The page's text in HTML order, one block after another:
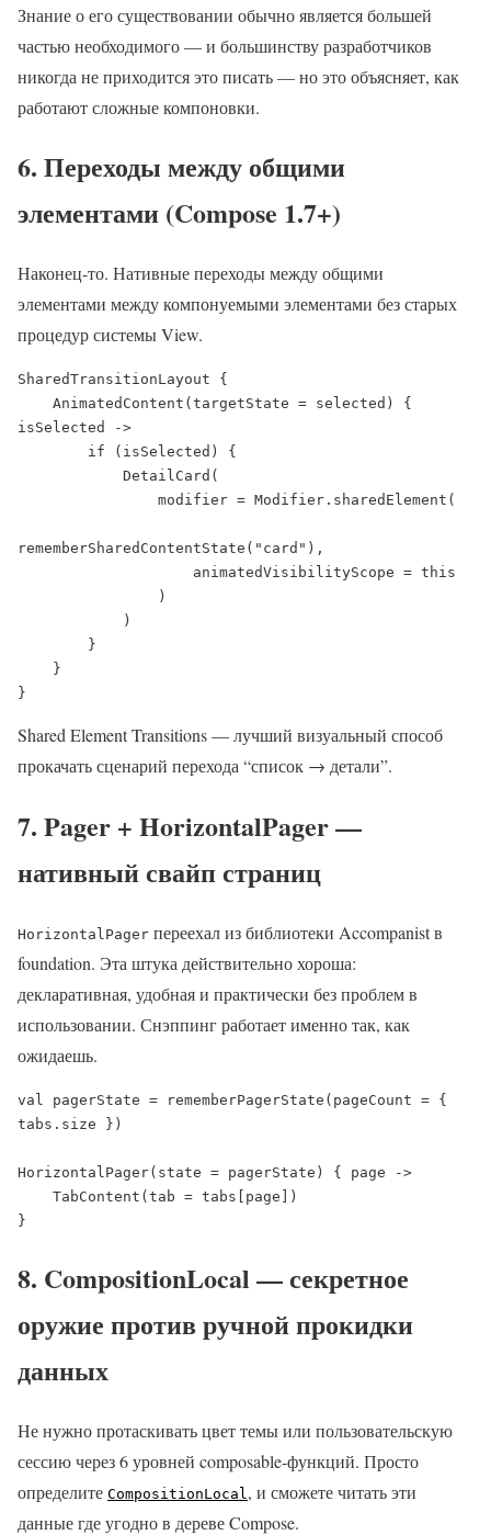
Знание о его существовании обычно является большей
частью необходимого — и большинству разработчиков
никогда не приходится это писать — но это объясняет, как
работают сложные компоновки.
6. Переходы между общими
элементами (Compose 1.7+)
Наконец-то. Нативные переходы между общими
элементами между компонуемыми элементами без старых
процедур системы View.
SharedTransitionLayout {
isSelected ->
rememberSharedContentState("card"),
}
Shared Element Transitions — лучший визуальный способ
прокачать сценарий перехода “список → детали”.
7. Pager + HorizontalPager —
нативный свайп страниц
HorizontalPager переехал из библиотеки Accompanist в
foundation. Эта штука действительно хороша:
декларативная, удобная и практически без проблем в
использовании. Снэппинг работает именно так, как
ожидаешь.
val pagerState = rememberPagerState(pageCount = {
tabs.size })
HorizontalPager(state = pagerState) { page ->
}
8. CompositionLocal — секретное
оружие против ручной прокидки
данных
Не нужно протаскивать цвет темы или пользовательскую
сессию через 6 уровней composable-функций. Просто
определите CompositionLocal , и сможете читать эти
данные где угодно в дереве Compose.